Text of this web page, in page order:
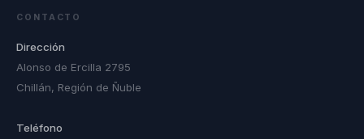
CONTACTO
Dirección
Alonso de Ercilla 2795
Chillán, Región de Ñuble
Teléfono